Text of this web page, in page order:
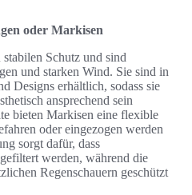
oder Markisen
Schutz und sind
und starken Wind. Sie sind in
Designs erhältlich, sodass sie
ansprechend sein
bieten Markisen eine flexible
oder eingezogen werden
sorgt dafür, dass
werden, während die
Regenschauern geschützt